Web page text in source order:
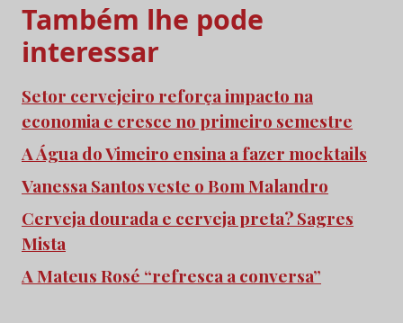
Também lhe pode
interessar
Setor cervejeiro reforça impacto na
economia e cresce no primeiro semestre
A Água do Vimeiro ensina a fazer mocktails
Vanessa Santos veste o Bom Malandro
Cerveja dourada e cerveja preta? Sagres
Mista
A Mateus Rosé “refresca a conversa”